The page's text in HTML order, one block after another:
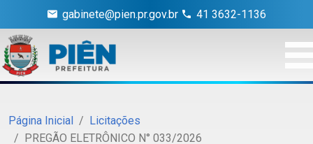
gabinete@pien.pr.gov.br 41 3632-1136
Página Inicial
Licitações
PREGÃO ELETRÔNICO N° 033/2026